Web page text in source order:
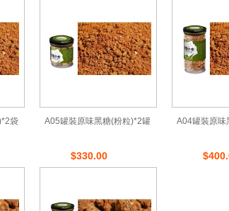
袋 A05罐裝原味黑糖(粉粒)*2罐
$330.00
A04罐裝原味